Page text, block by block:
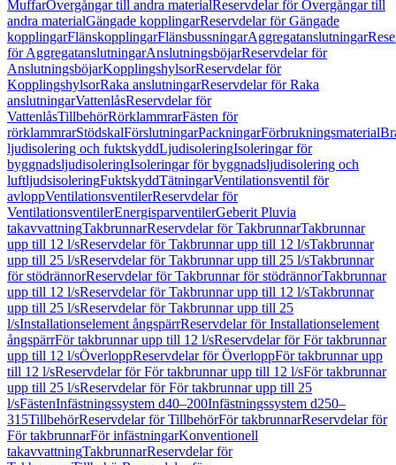
MuffarÖvergångar till andra materialReservdelar för Övergångar till
andra materialGängade kopplingarReservdelar för Gängade
kopplingarFlänskopplingarFlänsbussningarAggregatanslutningar
för AggregatanslutningarAnslutningsböjarReservdelar för
AnslutningsböjarKopplingshylsorReservdelar för
KopplingshylsorRaka anslutningarReservdelar för Raka
anslutningarVattenlåsReservdelar för
VattenlåsTillbehörRörklammrarFästen för
rörklammrarStödskalFörslutningarPackningarFörbrukningsmaterial
ljudisolering och fuktskyddLjudisoleringIsoleringar för
byggnadsljudisoleringIsoleringar för byggnadsljudisolering och
luftljudsisoleringFuktskyddTätningarVentilationsventil för
avloppVentilationsventilerReservdelar för
VentilationsventilerEnergisparventilerGeberit Pluvia
takavvattningTakbrunnarReservdelar för TakbrunnarTakbrunnar
upp till 12 l/sReservdelar för Takbrunnar upp till 12 l/sTakbrunnar
upp till 25 l/sReservdelar för Takbrunnar upp till 25 l/sTakbrunnar
för stödrännorReservdelar för Takbrunnar för stödrännorTakbrunnar
upp till 12 l/sReservdelar för Takbrunnar upp till 12 l/sTakbrunnar
upp till 25 l/sReservdelar för Takbrunnar upp till 25
l/sInstallationselement ångspärrReservdelar för Installationselement
ångspärrFör takbrunnar upp till 12 l/sReservdelar för För takbrunnar
upp till 12 l/sÖverloppReservdelar för ÖverloppFör takbrunnar upp
till 12 l/sReservdelar för För takbrunnar upp till 12 l/sFör takbrunnar
upp till 25 l/sReservdelar för För takbrunnar upp till 25
l/sFästenInfästningssystem d40–200Infästningssystem d250–
315TillbehörReservdelar för TillbehörFör takbrunnarReservdelar för
För takbrunnarFör infästningarKonventionell
takavvattningTakbrunnarReservdelar för